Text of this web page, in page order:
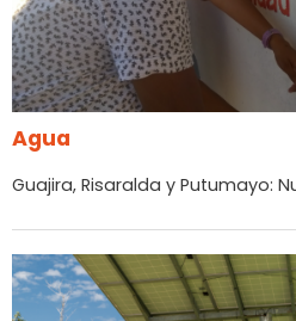
Agua
Guajira, Risaralda y Putumayo: